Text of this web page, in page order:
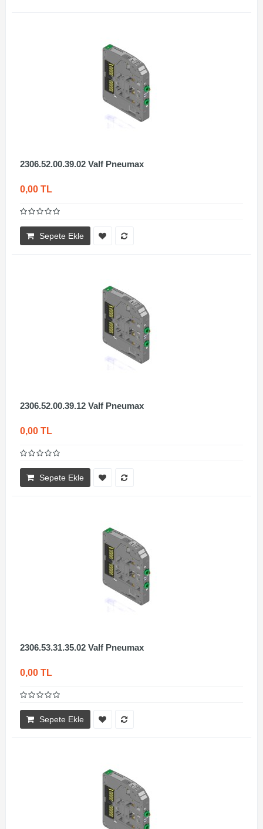
2306.52.00.39.02 Valf Pneumax
0,00 TL
Sepete Ekle
2306.52.00.39.12 Valf Pneumax
0,00 TL
Sepete Ekle
2306.53.31.35.02 Valf Pneumax
0,00 TL
Sepete Ekle